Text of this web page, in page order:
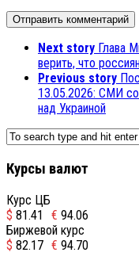
Next story Глава
верить, что
Previous story
13.05.2026: СМИ
над Украиной
Курсы валют
Курс ЦБ
$ 81.41 € 94.06
Биржевой курс
$ 82.17 € 94.70